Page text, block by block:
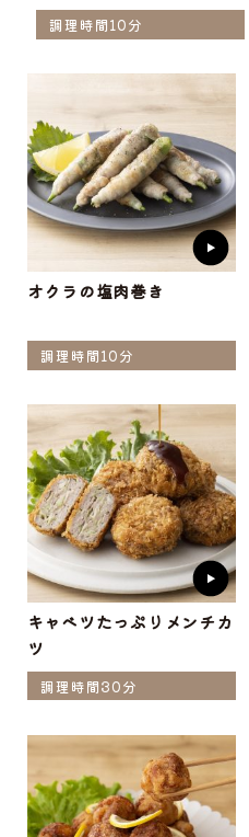
調理時間10分
オクラの塩肉巻き
調理時間10分
キャベツたっぷりメンチカ
ツ
調理時間30分